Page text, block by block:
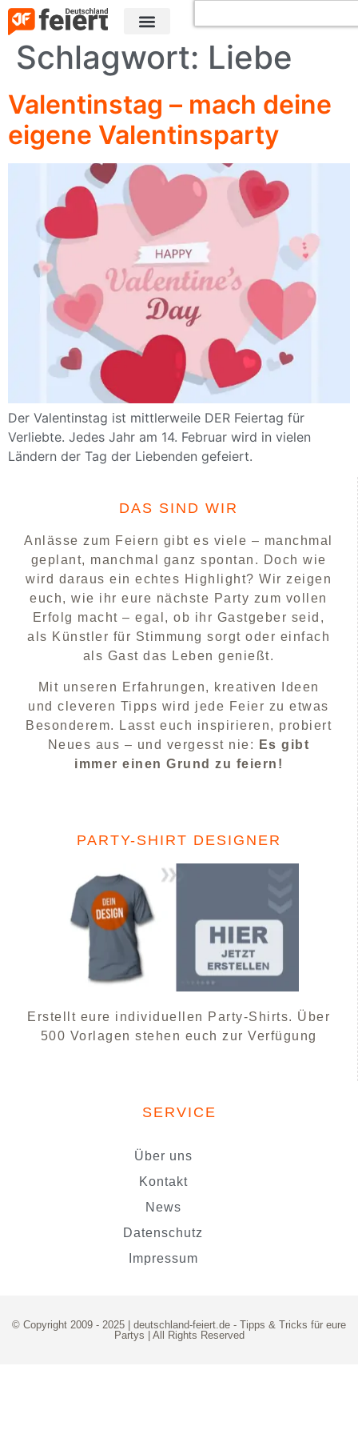
Schlagwort: Liebe
Valentinstag – mach deine
eigene Valentinsparty
Der Valentinstag ist mittlerweile DER Feiertag für
Verliebte. Jedes Jahr am 14. Februar wird in vielen
Ländern der Tag der Liebenden gefeiert.
DAS SIND WIR
Anlässe zum Feiern gibt es viele – manchmal
geplant, manchmal ganz spontan. Doch wie
wird daraus ein echtes Highlight? Wir zeigen
euch, wie ihr eure nächste Party zum vollen
Erfolg macht – egal, ob ihr Gastgeber seid,
als Künstler für Stimmung sorgt oder einfach
als Gast das Leben genießt.
Mit unseren Erfahrungen, kreativen Ideen
und cleveren Tipps wird jede Feier zu etwas
Besonderem. Lasst euch inspirieren, probiert
Neues aus – und vergesst nie:
Es gibt
immer einen Grund zu feiern!
PARTY-SHIRT DESIGNER
Erstellt eure individuellen Party-Shirts. Über
500 Vorlagen stehen euch zur Verfügung
SERVICE
Über uns
Kontakt
News
Datenschutz
Impressum
© Copyright 2009 - 2025 | deutschland-feiert.de - Tipps & Tricks für eure
Partys | All Rights Reserved